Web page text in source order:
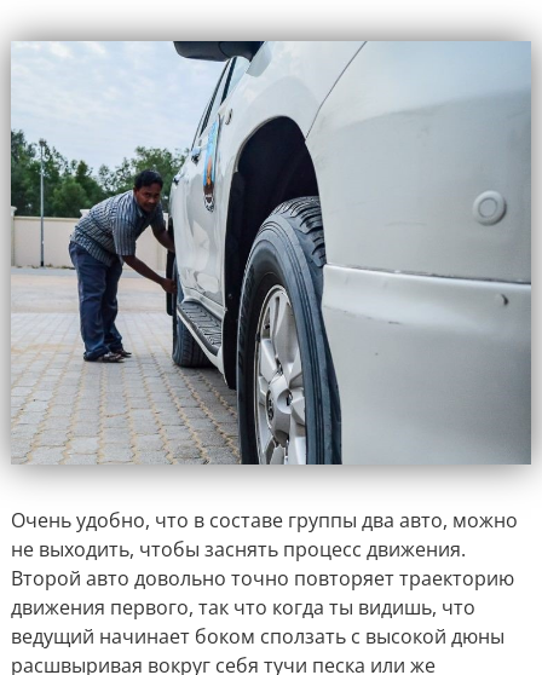
Очень удобно, что в составе группы два авто, можно
не выходить, чтобы заснять процесс движения.
Второй авто довольно точно повторяет траекторию
движения первого, так что когда ты видишь, что
ведущий начинает боком сползать с высокой дюны
расшвыривая вокруг себя тучи песка или же